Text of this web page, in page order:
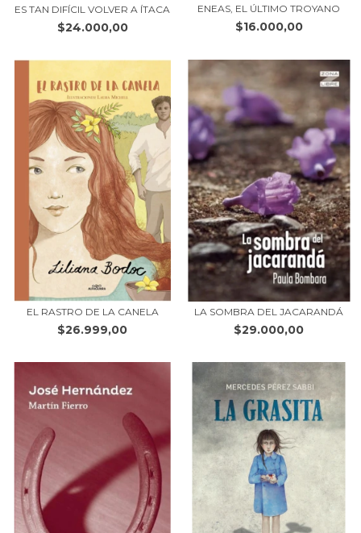
ES TAN DIFÍCIL VOLVER A ÍTACA
$24.000,00
ENEAS, EL ÚLTIMO TROYANO
$16.000,00
EL RASTRO DE LA CANELA
$26.999,00
LA SOMBRA DEL JACARANDÁ
$29.000,00